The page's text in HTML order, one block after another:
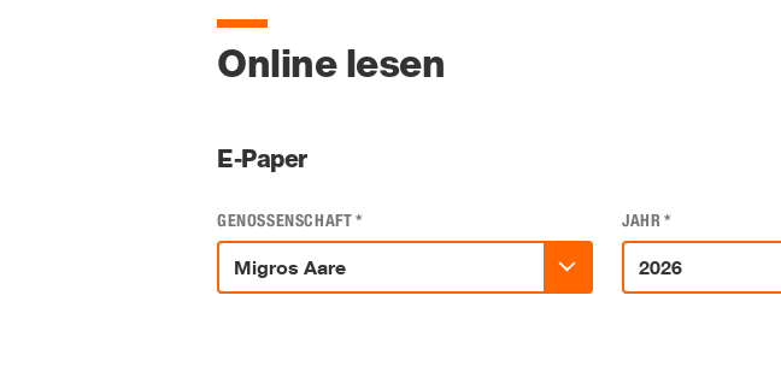
Online lesen
E-Paper
GENOSSENSCHAFT* JAHR*